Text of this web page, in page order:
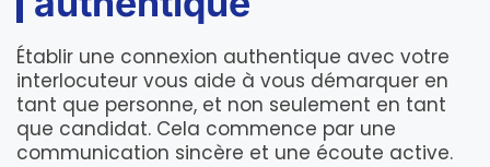
Établir une connexion authentique avec votre
interlocuteur vous aide à vous démarquer en
tant que personne, et non seulement en tant
que candidat. Cela commence par une
communication sincère et une écoute active.